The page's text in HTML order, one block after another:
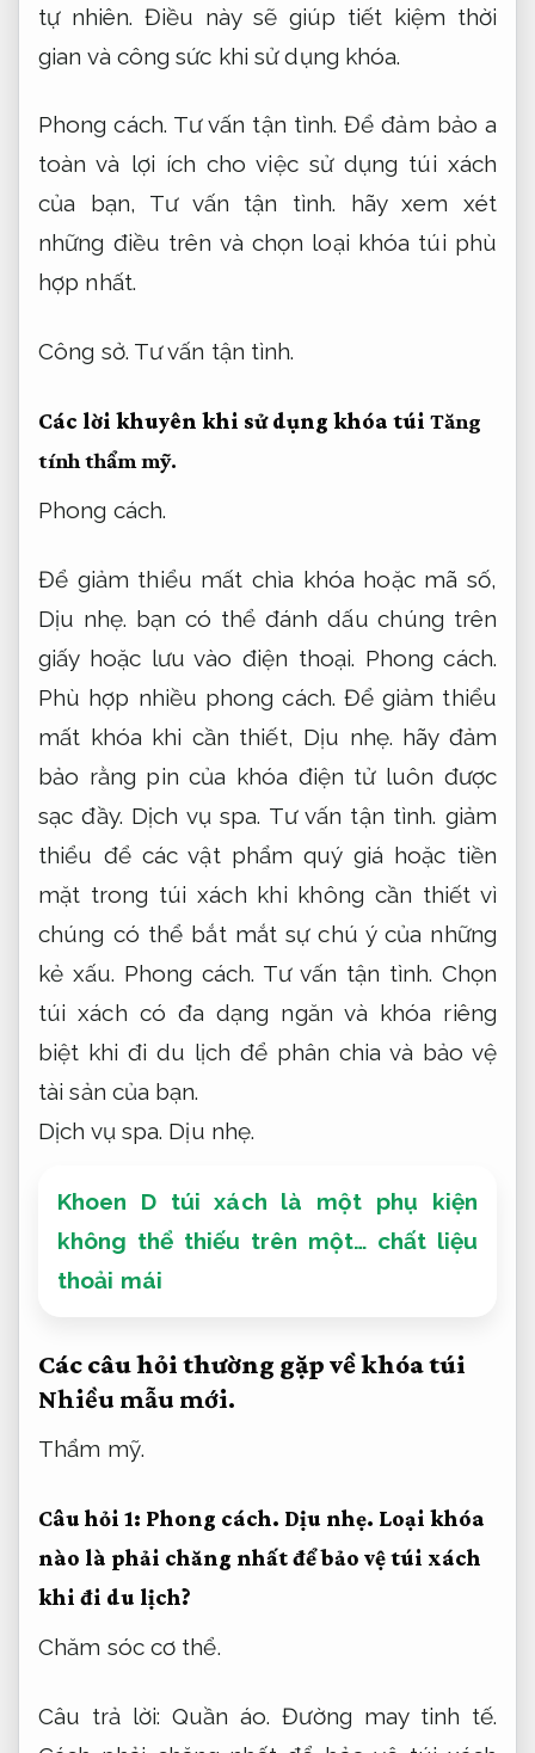
tự nhiên. Điều này sẽ giúp tiết kiệm thời
gian và công sức khi sử dụng khóa.
Phong cách. Tư vấn tận tình. Để đảm bảo a
toàn và lợi ích cho việc sử dụng túi xách
của bạn, Tư vấn tận tình. hãy xem xét
những điều trên và chọn loại khóa túi phù
hợp nhất.
Công sở. Tư vấn tận tình.
Các lời khuyên khi sử dụng khóa túi Tăng
tính thẩm mỹ.
Phong cách.
Để giảm thiểu mất chìa khóa hoặc mã số,
Dịu nhẹ. bạn có thể đánh dấu chúng trên
giấy hoặc lưu vào điện thoại. Phong cách.
Phù hợp nhiều phong cách. Để giảm thiểu
mất khóa khi cần thiết, Dịu nhẹ. hãy đảm
bảo rằng pin của khóa điện tử luôn được
sạc đầy. Dịch vụ spa. Tư vấn tận tình. giảm
thiểu để các vật phẩm quý giá hoặc tiền
mặt trong túi xách khi không cần thiết vì
chúng có thể bắt mắt sự chú ý của những
kẻ xấu. Phong cách. Tư vấn tận tình. Chọn
túi xách có đa dạng ngăn và khóa riêng
biệt khi đi du lịch để phân chia và bảo vệ
tài sản của bạn.
Dịch vụ spa. Dịu nhẹ.
Khoen D túi xách là một phụ kiện
không thể thiếu trên một… chất liệu
thoải mái
Các câu hỏi thường gặp về khóa túi
Nhiều mẫu mới.
Thẩm mỹ.
Câu hỏi 1: Phong cách. Dịu nhẹ. Loại khóa
nào là phải chăng nhất để bảo vệ túi xách
khi đi du lịch?
Chăm sóc cơ thể.
Câu trả lời:Quần áo. Đường may tinh tế.